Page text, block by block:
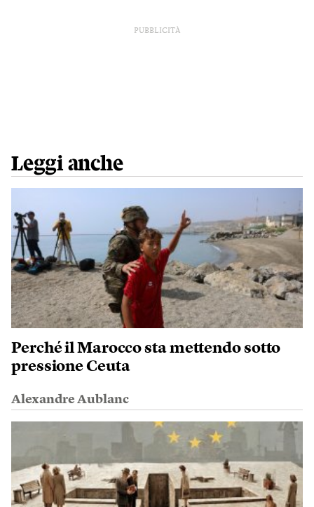
PUBBLICITÀ
Leggi anche
Perché il Marocco sta mettendo sotto
pressione Ceuta
Alexandre Aublanc